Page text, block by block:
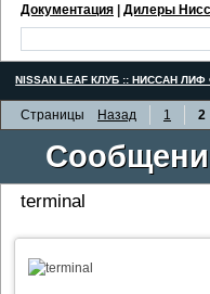
Документация | Дилеры
NISSAN LEAF КЛУБ :: НИССАН
Страницы Назад 1 2
terminal